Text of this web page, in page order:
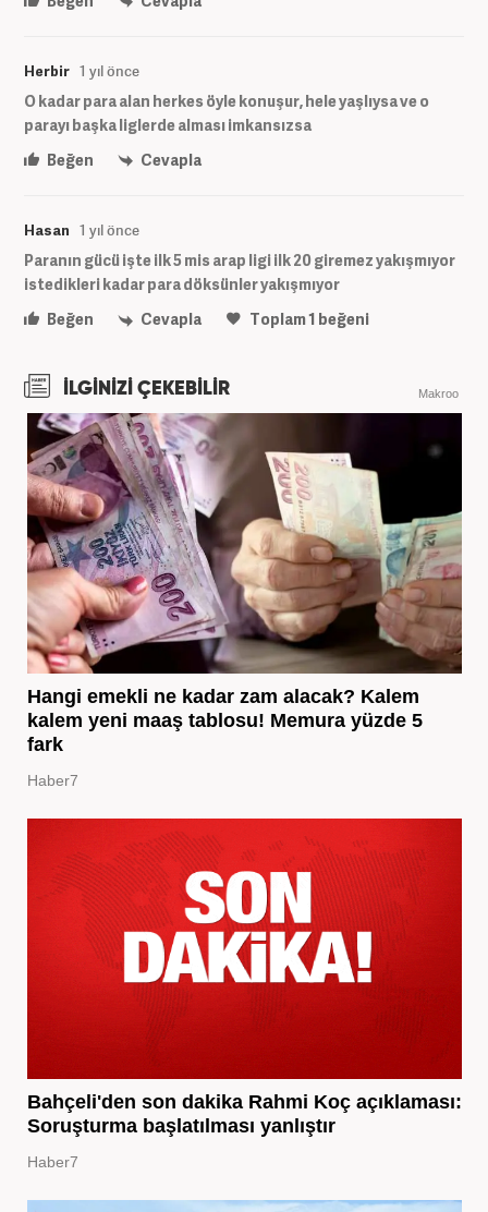
Herbir 1 yıl önce
O kadar para alan herkes öyle konuşur, hele yaşlıysa ve o
parayı başka liglerde alması imkansızsa
Beğen
Cevapla
Hasan 1 yıl önce
Paranın gücü işte ilk 5 mis arap ligi ilk 20 giremez yakışmıyor
istedikleri kadar para döksünler yakışmıyor
Beğen
Cevapla Toplam1 beğeni
İLGİNİZİ ÇEKEBİLİR Makroo
Hangi emekli ne kadar zam alacak? Kalem
kalem yeni maaş tablosu! Memura yüzde 5
fark
Haber7
Bahçeli'den son dakika Rahmi Koç açıklaması:
Soruşturma başlatılması yanlıştır
Haber7